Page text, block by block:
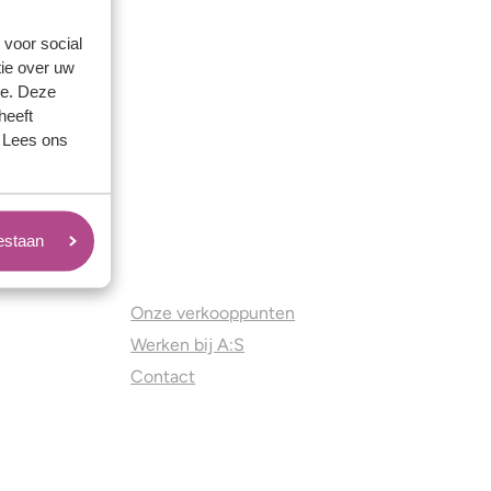
voor social
over uw
Deze
ons
Onze verkooppunten
Werken bij A:S
Contact